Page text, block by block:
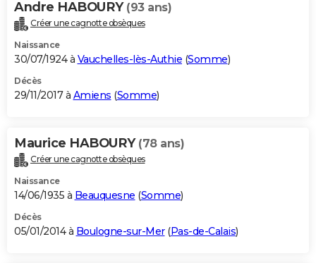
Andre HABOURY (93 ans)
Créer une cagnotte obsèques
Naissance
30/07/1924 à Vauchelles-lès-Authie (Somme)
Décès
29/11/2017 à Amiens (Somme)
Maurice HABOURY (78 ans)
Créer une cagnotte obsèques
Naissance
14/06/1935 à Beauquesne (Somme)
Décès
05/01/2014 à Boulogne-sur-Mer(Pas-de-Calais)